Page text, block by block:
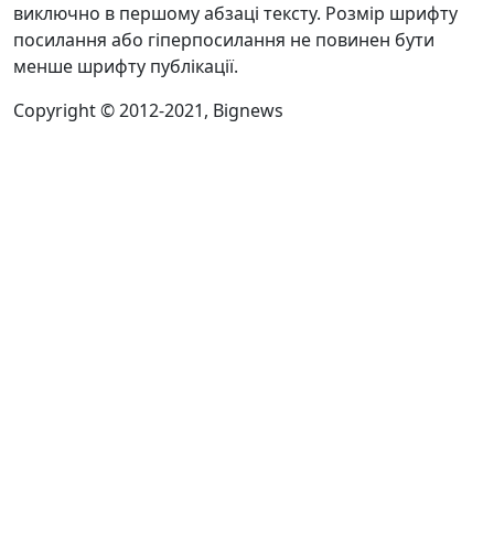
виключно в першому абзаці тексту. Розмір шрифту
посилання або гіперпосилання не повинен бути
менше шрифту публікації.
Copyright © 2012-2021, Bignews